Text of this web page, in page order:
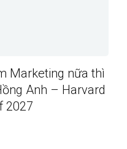
Marketing nữa thì
Anh – Harvard
2027